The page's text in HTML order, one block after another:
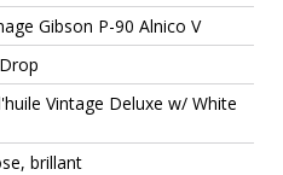
Gibson P-90 Alnico V
Vintage Deluxe w/ White
brillant